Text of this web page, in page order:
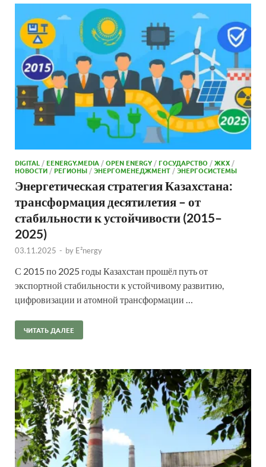
DIGITAL /EENERGY.MEDIA /OPEN ENERGY /ГОСУДАРСТВО /ЖКХ /
НОВОСТИ /РЕГИОНЫ /ЭНЕРГОМЕНЕДЖМЕНТ /ЭНЕРГОСИСТЕМЫ
Энергетическая стратегия Казахстана:
трансформация десятилетия – от
стабильности к устойчивости (2015–
2025)
03.11.2025 - by E²nergy
С 2015 по 2025 годы Казахстан прошёл путь от
экспортной стабильности к устойчивому развитию,
цифровизации и атомной трансформации …
ЧИТАТЬ ДАЛЕЕ